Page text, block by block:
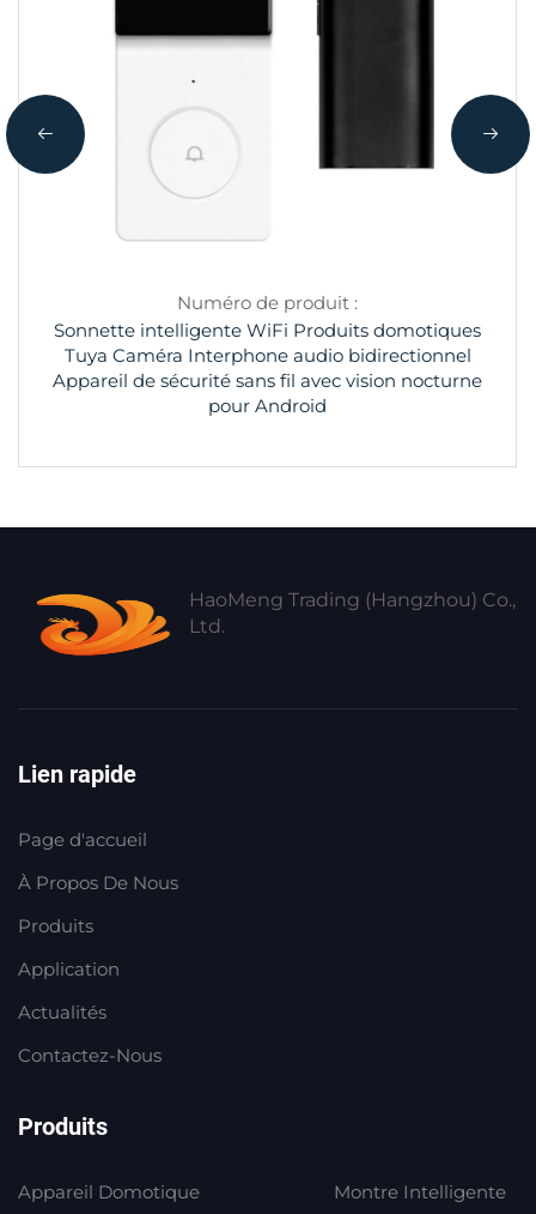
Numéro de produit :
Sonnette intelligente WiFi Produits domotiques
Tuya Caméra Interphone audio bidirectionnel
Appareil de sécurité sans fil avec vision nocturne
pour Android
HaoMeng Trading (Hangzhou) Co.,
Ltd.
Lien rapide
Page d'accueil
À Propos De Nous
Produits
Application
Actualités
Contactez-Nous
Produits
Appareil Domotique
Montre Intelligente